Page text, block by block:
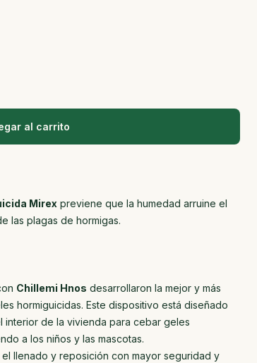
al carrito
Mirex previene que la humedad arruine el
las plagas de hormigas.
Chillemi Hnos desarrollaron la mejor y más
hormiguicidas. Este dispositivo está diseñado
interior de la vivienda para cebar geles
a los niños y las mascotas.
llenado y reposición con mayor seguridad y